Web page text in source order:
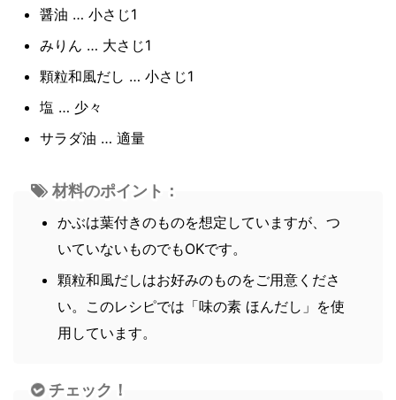
醤油 … 小さじ1
みりん … 大さじ1
顆粒和風だし … 小さじ1
塩 … 少々
サラダ油 … 適量
材料のポイント：
かぶは葉付きのものを想定していますが、つ
いていないものでもOKです。
顆粒和風だしはお好みのものをご用意くださ
い。このレシピでは「味の素 ほんだし」を使
用しています。
チェック！